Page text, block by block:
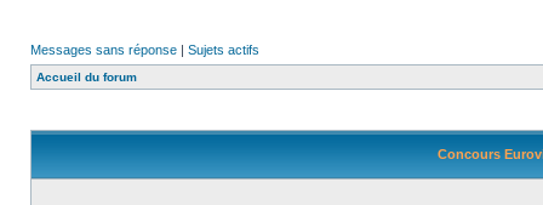
Messages sans réponse | Sujets actifs
Accueil du forum
Concours